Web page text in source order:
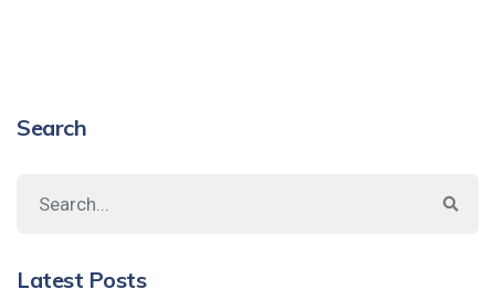
Search
Latest Posts